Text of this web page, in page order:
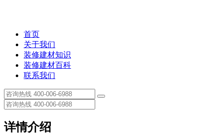
首页
关于我们
装修建材知识
装修建材百科
联系我们
详情介绍